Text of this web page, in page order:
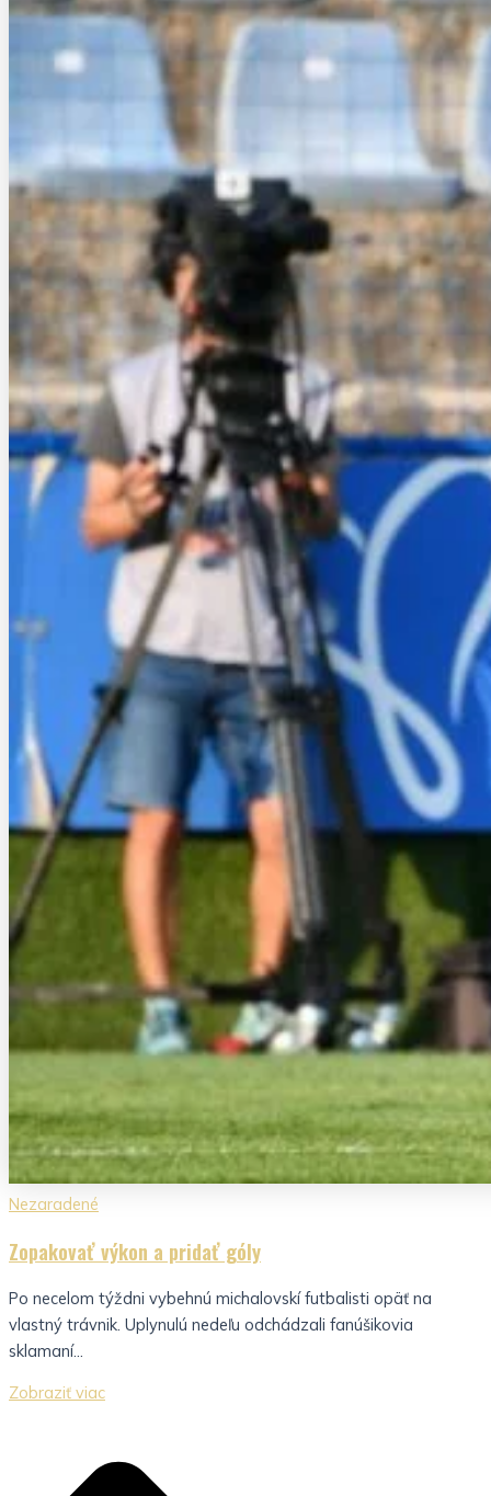
Nezaradené
Zopakovať výkon a pridať góly
Po necelom týždni vybehnú michalovskí futbalisti opäť na
vlastný trávnik. Uplynulú nedeľu odchádzali fanúšikovia
sklamaní...
Zobraziť viac